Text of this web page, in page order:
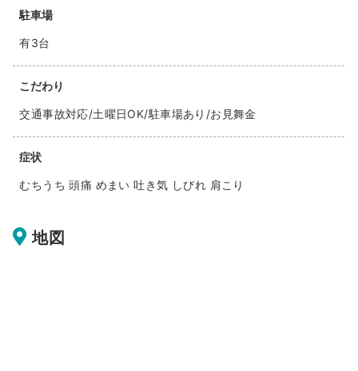
駐車場
有3台
こだわり
交通事故対応/土曜日OK/駐車場あり/お見舞金
症状
むちうち 頭痛 めまい 吐き気 しびれ 肩こり
地図